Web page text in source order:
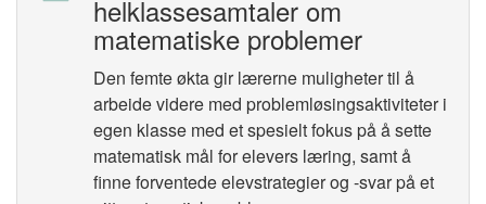
helklassesamtaler om
matematiske problemer
Den femte økta gir lærerne muligheter til å
arbeide videre med problemløsingsaktiviteter i
egen klasse med et spesielt fokus på å sette
matematisk mål for elevers læring, samt å
finne forventede elevstrategier og -svar på et